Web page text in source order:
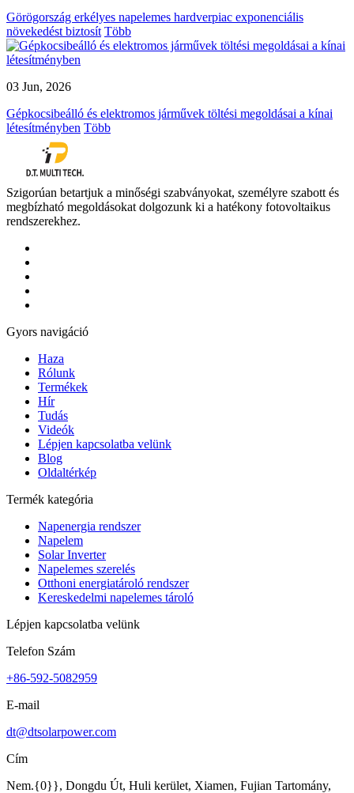
Görögország erkélyes napelemes hardverpiac exponenciális
növekedést biztosít Több
03 Jun, 2026
Gépkocsibeálló és elektromos járművek töltési megoldásai a kínai
létesítményben Több
Szigorúan betartjuk a minőségi szabványokat, személyre szabott és
megbízható megoldásokat dolgozunk ki a hatékony fotovoltaikus
rendszerekhez.
Gyors navigáció
Haza
Rólunk
Termékek
Hír
Tudás
Videók
Lépjen kapcsolatba velünk
Blog
Oldaltérkép
Termék kategória
Napenergia rendszer
Napelem
Solar Inverter
Napelemes szerelés
Otthoni energiatároló rendszer
Kereskedelmi napelemes tároló
Lépjen kapcsolatba velünk
Telefon Szám
+86-592-5082959
E-mail
dt@dtsolarpower.com
Cím
Nem.{0}}, Dongdu Út, Huli kerület, Xiamen, Fujian Tartomány,